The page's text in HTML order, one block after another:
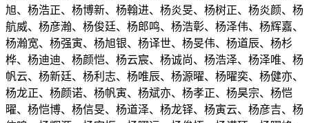
旭、杨浩正、杨博新、杨翰进、杨炎旻、杨树正、杨炎颜、杨
航威、杨彦瀚、杨俊廷、杨郎鸣、杨浩彰、杨泽伟、杨辉嘉、
杨瀚宽、杨强寅、杨旭银、杨译世、杨旻伟、杨道辰、杨杉
桦、杨迪迪、杨颜恺、杨云宸、杨诚尚、杨浩泽、杨泽唯、杨
帆云、杨新廷、杨利志、杨唯辰、杨源曜、杨曜奕、杨健亦、
杨龙正、杨颜诺、杨帆寅、杨斌亦、杨孝正、杨昊宗、杨恺
曜、杨恺博、杨信旻、杨道泽、杨龙铎、杨寅云、杨彦吉、杨